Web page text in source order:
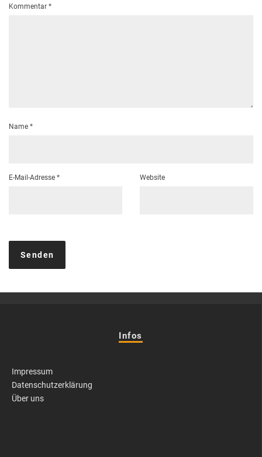
Kommentar *
Name *
E-Mail-Adresse * Website
Infos
Impressum
Datenschutzerklärung
Über uns